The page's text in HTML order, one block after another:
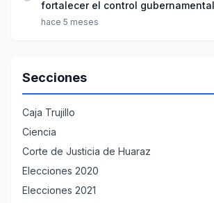
fortalecer el control
corrupción transnacional
hace 5 meses
Secciones
Caja Trujillo
Ciencia
Corte de Justicia de Huaraz
Elecciones 2020
Elecciones 2021